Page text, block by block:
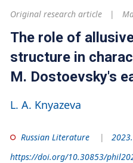
Original research article
The role of
structure in
M. Dostoevsky's
L. A. Knyazeva
Russian Literature
https://doi.org/10.30853/